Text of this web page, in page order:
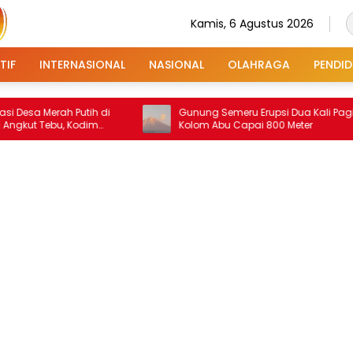
Kamis, 6 Agustus 2026
INTERNASIONAL NASIONAL OLAHRAGA
Putih di
Kodim
Gunung Semeru Erupsi Dua Kali Pagi Ini,
Kolom Abu Capai 800 Meter